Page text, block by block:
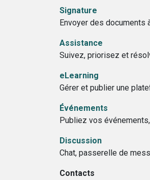
Signature
Envoyer des documents
Assistance
Suivez, priorisez et
eLearning
Gérer et publier une
Événements
Publiez vos
Discussion
Chat, passerelle de
Contacts